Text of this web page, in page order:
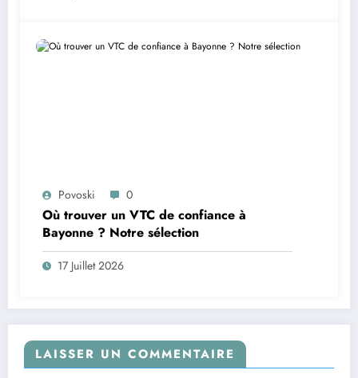
Povoski 0
Où trouver un VTC de confiance à
Bayonne ? Notre sélection
17 Juillet 2026
LAISSER UN COMMENTAIRE